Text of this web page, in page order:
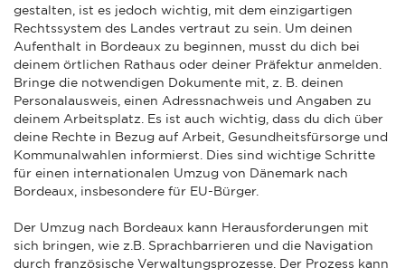
gestalten, ist es jedoch wichtig, mit dem einzigartigen
Rechtssystem des Landes vertraut zu sein. Um deinen
Aufenthalt in Bordeaux zu beginnen, musst du dich bei
deinem örtlichen Rathaus oder deiner Präfektur anmelden.
Bringe die notwendigen Dokumente mit, z. B. deinen
Personalausweis, einen Adressnachweis und Angaben zu
deinem Arbeitsplatz. Es ist auch wichtig, dass du dich über
deine Rechte in Bezug auf Arbeit, Gesundheitsfürsorge und
Kommunalwahlen informierst. Dies sind wichtige Schritte
für einen internationalen Umzug von Dänemark nach
Bordeaux, insbesondere für EU-Bürger.
Der Umzug nach Bordeaux kann Herausforderungen mit
sich bringen, wie z.B. Sprachbarrieren und die Navigation
durch französische Verwaltungsprozesse. Der Prozess kann